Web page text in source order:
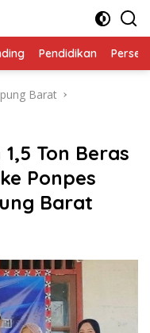
Pendidikan
Barat
Ton Beras
Ponpes
Barat